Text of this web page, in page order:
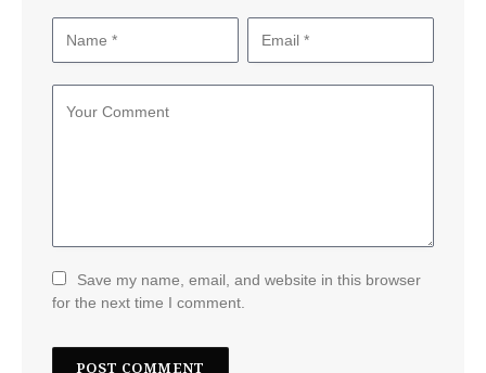
Save my name, email, and website in this browser
for the next time I comment.